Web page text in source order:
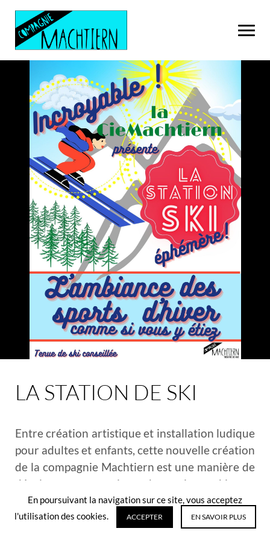
LA STATION DE SKI
Entre création artistique et installation ludique
pour adultes et enfants, cette nouvelle création
de la compagnie Machtiern est une manière de
décaler ses perceptions, de partir au ski sans
aller bien loin, de voyager sur place. Le thème
du ski ouvre des pistes de création, de rire, de
En poursuivant la navigation sur ce site, vous acceptez
l'utilisation des cookies.
ACCEPTER EN SAVOIR PLUS